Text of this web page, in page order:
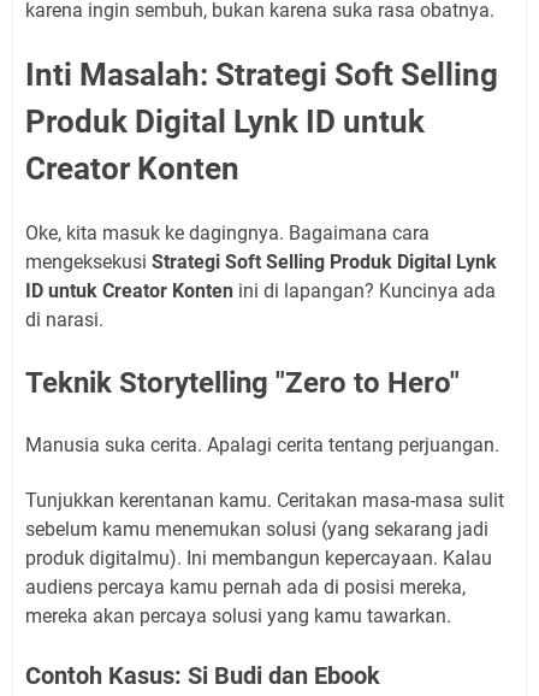
karena ingin sembuh, bukan karena suka rasa obatnya.
Inti Masalah: Strategi Soft Selling
Produk Digital Lynk ID untuk
Creator Konten
Oke, kita masuk ke dagingnya. Bagaimana cara
mengeksekusi Strategi Soft Selling Produk Digital Lynk
ID untuk Creator Konten ini di lapangan? Kuncinya ada
di narasi.
Teknik Storytelling "Zero to Hero"
Manusia suka cerita. Apalagi cerita tentang perjuangan.
Tunjukkan kerentanan kamu. Ceritakan masa-masa sulit
sebelum kamu menemukan solusi (yang sekarang jadi
produk digitalmu). Ini membangun kepercayaan. Kalau
audiens percaya kamu pernah ada di posisi mereka,
mereka akan percaya solusi yang kamu tawarkan.
Contoh Kasus: Si Budi dan Ebook